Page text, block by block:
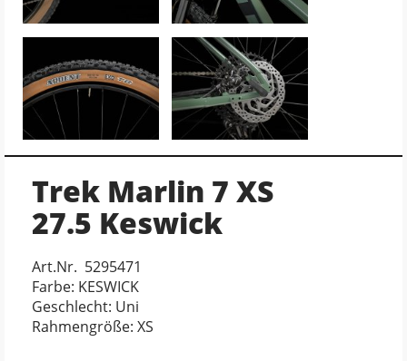
Trek Marlin 7 XS
27.5 Keswick
Art.Nr. 5295471
Farbe: KESWICK
Geschlecht: Uni
Rahmengröße: XS